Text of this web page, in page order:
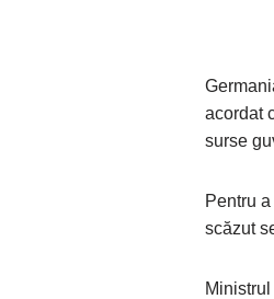
acordat
surse
Pentru
scăzut